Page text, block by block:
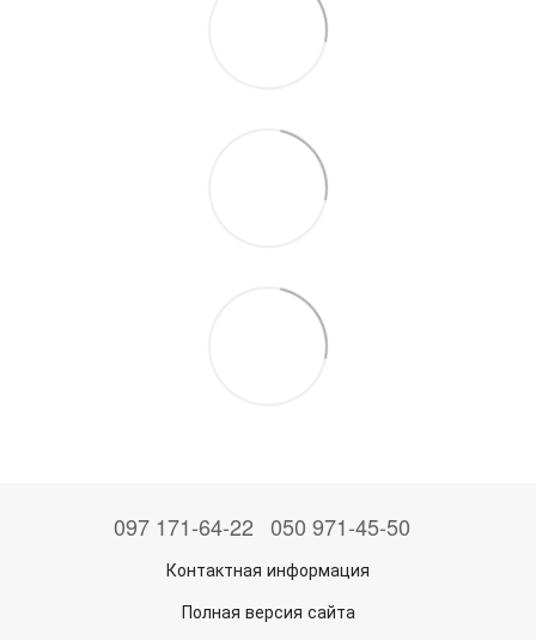
097 171-64-22 050 971-45-50
Контактная информация
Полная версия сайта